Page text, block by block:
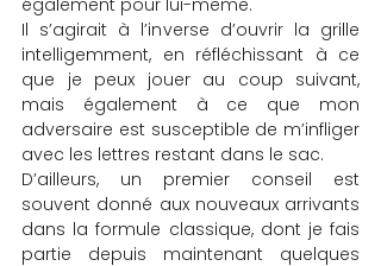
également pour lui-même.
Il s’agirait à l’inverse d’ouvrir la grille
intelligemment, en réfléchissant à ce
que je peux jouer au coup suivant,
mais également à ce que mon
adversaire est susceptible de m’infliger
avec les lettres restant dans le sac.
D’ailleurs, un premier conseil est
souvent donné aux nouveaux arrivants
dans la formule classique, dont je fais
partie depuis maintenant quelques